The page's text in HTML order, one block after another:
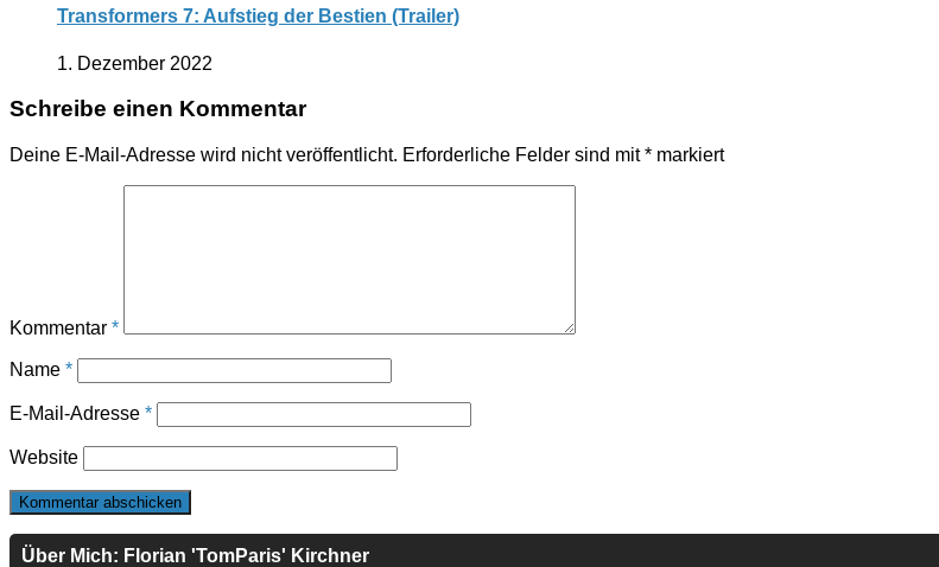
Transformers 7: Aufstieg der Bestien (Trailer)
1. Dezember 2022
Schreibe einen Kommentar
Deine E-Mail-Adresse wird nicht veröffentlicht. Erforderliche Felder sind mit* markiert
Kommentar *
Name *
E-Mail-Adresse *
Website
Über Mich: Florian 'TomParis' Kirchner